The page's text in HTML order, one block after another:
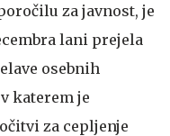
za javnost, je
lani prejela
osebnih
katerem je
za cepljenje